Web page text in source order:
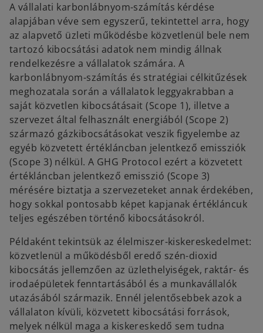
A vállalati karbonlábnyom-számítás kérdése
alapjában véve sem egyszerű, tekintettel arra, hogy
az alapvető üzleti működésbe közvetlenül bele nem
tartozó kibocsátási adatok nem mindig állnak
rendelkezésre a vállalatok számára. A
karbonlábnyom-számítás és stratégiai célkitűzések
meghozatala során a vállalatok leggyakrabban a
saját közvetlen kibocsátásait (Scope 1), illetve a
szervezet által felhasznált energiából (Scope 2)
származó gázkibocsátásokat veszik figyelembe az
egyéb közvetett értékláncban jelentkező emissziók
(Scope 3) nélkül. A GHG Protocol ezért a közvetett
értékláncban jelentkező emisszió (Scope 3)
mérésére biztatja a szervezeteket annak érdekében,
hogy sokkal pontosabb képet kapjanak értékláncuk
teljes egészében történő kibocsátásokról.
Példaként tekintsük az élelmiszer-kiskereskedelmet:
közvetlenül a működésből eredő szén-dioxid
kibocsátás jellemzően az üzlethelyiségek, raktár- és
irodaépületek fenntartásából és a munkavállalók
utazásából származik. Ennél jelentősebbek azok a
vállalaton kívüli, közvetett kibocsátási források,
melyek nélkül maga a kiskereskedő sem tudna